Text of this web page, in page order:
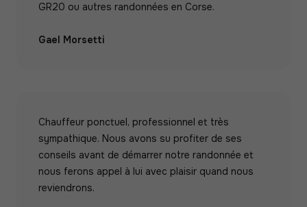
GR20 ou autres randonnées en Corse.
Gael Morsetti
Chauffeur ponctuel, professionnel et très
sympathique. Nous avons su profiter de ses
conseils avant de démarrer notre randonnée et
nous ferons appel à lui avec plaisir quand nous
reviendrons.